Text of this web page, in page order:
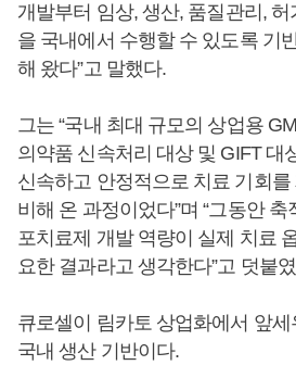
개발부터 임상, 생산, 품질관리,
을 국내에서 수행할 수 있도록 기
해 왔다”고 말했다.
그는 “국내 최대 규모의 상업용
의약품 신속처리 대상 및 GIFT 대
신속하고 안정적으로 치료 기회
비해 온 과정이었다”며 “그동안 축
포치료제 개발 역량이 실제 치료
요한 결과라고 생각한다”고 덧붙
큐로셀이 림카토 상업화에서 앞
국내 생산 기반이다.